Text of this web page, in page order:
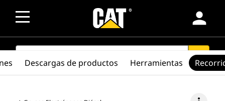
person
SEARCH search
Descargas de productos Herramientas